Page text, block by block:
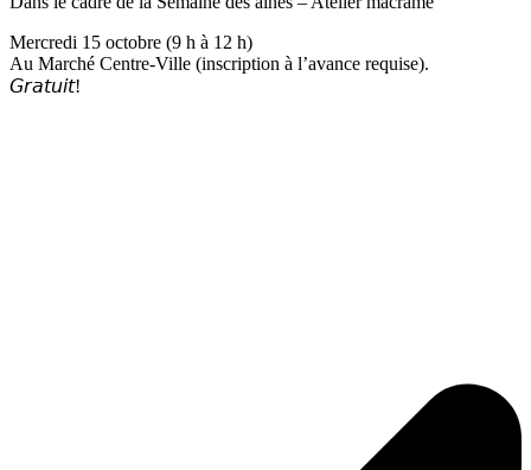
Mercredi 15 octobre (9 h à 12 h)
Au Marché Centre-Ville (inscription à l’avance requise).
𝘎𝘳𝘢𝘵𝘶𝘪𝘵!